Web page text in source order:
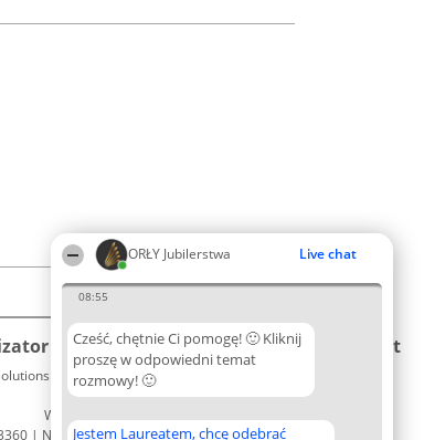
ORŁY Jubilerstwa Live chat
08:55
Cześć, chętnie Ci pomogę! 🙂 Kliknij
proszę w odpowiedni temat
rozmowy! 🙂
Jestem Laureatem, chcę odebrać
plebiscytu
sp. z o. o. sp. k.
ul. Ruska 22
Wrocław 50-079
| NIP 8943132676
Plebiscyt
Lista
Laureatów
Kontakt